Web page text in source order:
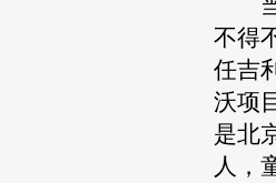
当
不得
任吉
沃项
是北
人，